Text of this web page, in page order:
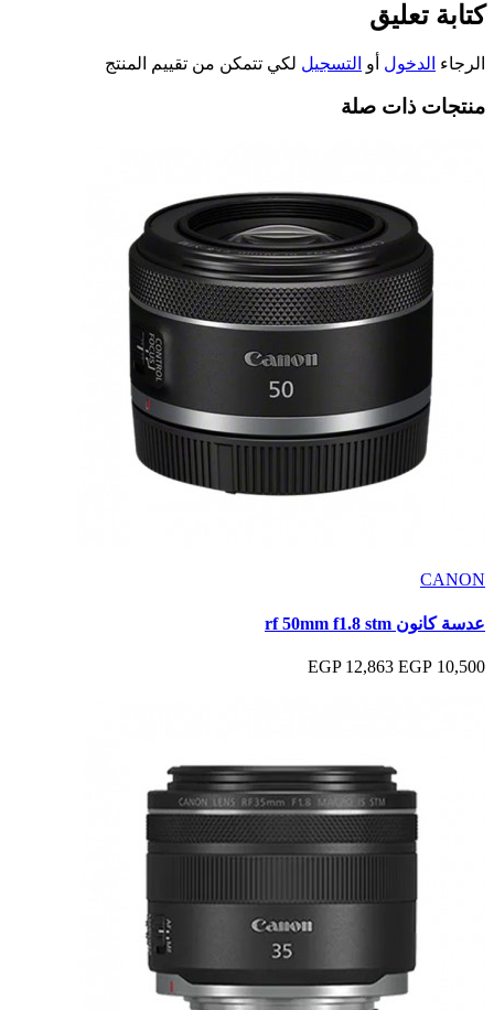
كتابة تعليق
الرجاء الدخول أو التسجيل لكي تتمكن من تقييم المنتج
منتجات ذات صلة
CANON
عدسة كانون rf 50mm f1.8 stm
10,500 EGP
12,863 EGP